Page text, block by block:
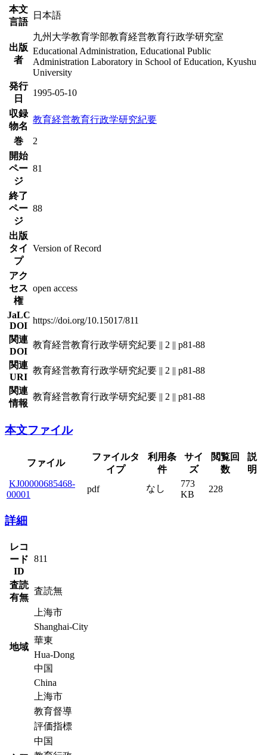
本文
言語
日本語
出版
者
九州大学教育学部教育経営教育行政学研究室
Educational Administration, Educational Public
Administration Laboratory in School of Education, Kyushu
University
発行
日
1995-05-10
収録
物名
教育経営教育行政学研究紀要
巻
2
開始
ペー
ジ
81
終了
ペー
ジ
88
出版
タイ
プ
Version of Record
アク
セス
権
open access
JaLC
DOI
https://doi.org/10.15017/811
関連
DOI
教育経営教育行政学研究紀要 || 2 || p81-88
関連
URI
教育経営教育行政学研究紀要 || 2 || p81-88
関連
情報
教育経営教育行政学研究紀要 || 2 || p81-88
本文ファイル
ファイル
ファイルタ
イプ
利用条
件
サイ
ズ
閲覧回
数
説
明
KJ00000685468-
00001
pdf なし
773
KB
228
詳細
レコ
ード
ID
811
査読
有無
査読無
地域
上海市
Shanghai-City
華東
Hua-Dong
中国
China
上海市
教育督導
評価指標
中国